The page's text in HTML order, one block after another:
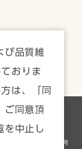
ップ
局長（金商）第24号
び品質維
おりま
は、「同
ご同意頂
を中止し